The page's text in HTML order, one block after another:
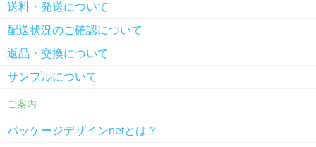
送料・発送について
配送状況のご確認について
返品・交換について
サンプルについて
ご案内
パッケージデザインnetとは？